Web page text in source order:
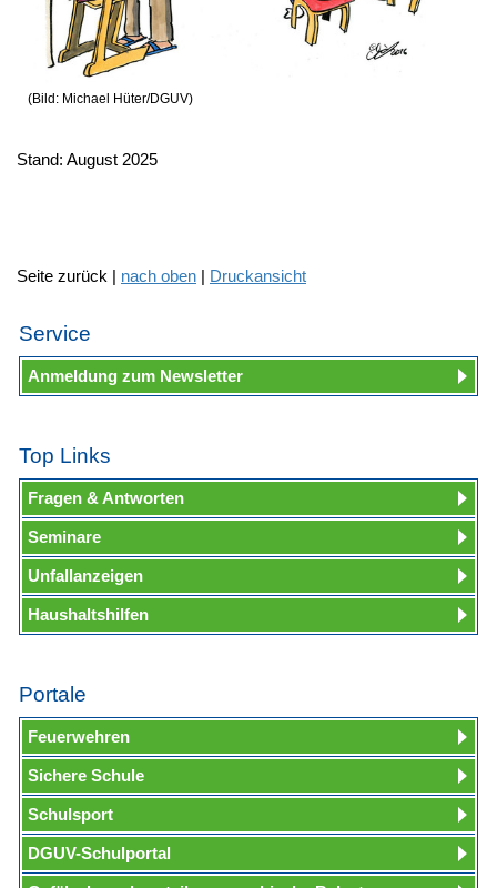
(Bild: Michael Hüter/DGUV)
Stand: August 2025
Seite zurück | nach oben | Druckansicht
Service
Anmeldung zum Newsletter
Top Links
Fragen & Antworten
Seminare
Unfallanzeigen
Haushaltshilfen
Portale
Feuerwehren
Sichere Schule
Schulsport
DGUV-Schulportal